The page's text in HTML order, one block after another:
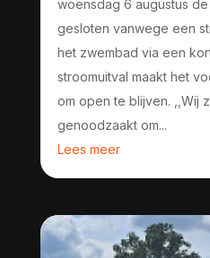
woensdag 6 augustus
gesloten vanwege een
het zwembad via een
stroomuitval maakt het
om open te blijven. ,,Wij
genoodzaakt om...
Lees meer